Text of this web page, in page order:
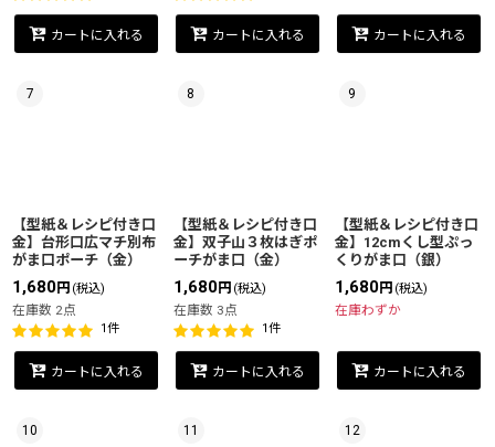
カートに入れる カートに入れる カートに入れる
7
【型紙＆レシピ付き口
金】台形口広マチ別布
がま口ポーチ（金）
1,680円 (税込)
在庫数 2点
1件
カートに入れる
8
【型紙＆レシピ付き口
金】双子山３枚はぎポ
ーチがま口（金）
1,680円 (税込)
在庫数 3点
1件
カートに入れる
9
【型紙＆レシピ付き口
金】12cmくし型ぷっ
くりがま口（銀）
1,680円 (税込)
在庫わずか
カートに入れる
10 11 12